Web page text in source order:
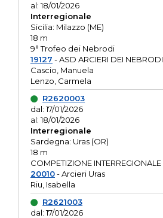
al: 18/01/2026
Interregionale
Sicilia: Milazzo (ME)
18 m
9° Trofeo dei Nebrodi
19127 - ASD ARCIERI DEI NEBRODI
Cascio, Manuela
Lenzo, Carmela
R2620003
dal: 17/01/2026
al: 18/01/2026
Interregionale
Sardegna: Uras (OR)
18 m
COMPETIZIONE INTERREGIONALE
20010- Arcieri Uras
Riu, Isabella
R2621003
dal: 17/01/2026